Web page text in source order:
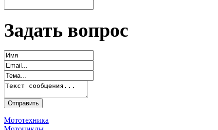
Задать вопрос
Мототехника